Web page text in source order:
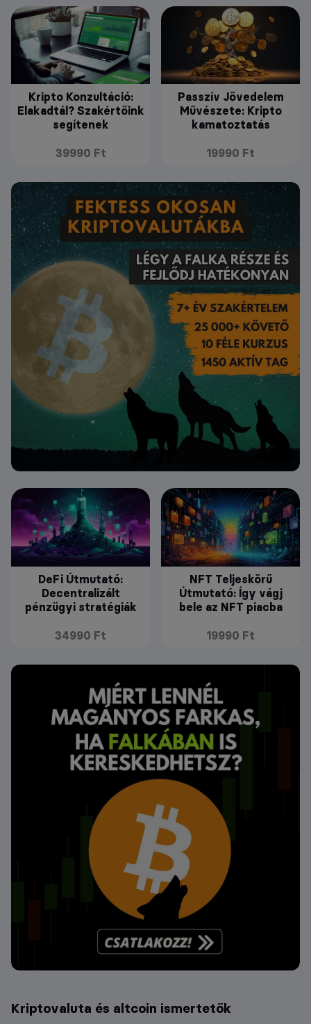
Kripto Konzultáció:
Elakadtál? Szakértőink
segítenek
39990 Ft
Passzív Jövedelem
Művészete: Kripto
kamatoztatás
19990 Ft
DeFi Útmutató:
Decentralizált
pénzügyi stratégiák
34990 Ft
NFT Teljeskörű
Útmutató: Így vágj
bele az NFT piacba
19990 Ft
Kriptovaluta és altcoin ismertetők